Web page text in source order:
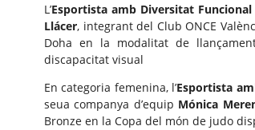
L’Esportista amb Diversitat Funcional
Llácer, integrant del Club ONCE
Doha en la modalitat de
discapacitat visual
En categoria femenina, l’Esportista
seua companya d’equip Mónica
Bronze en la Copa del món de judo